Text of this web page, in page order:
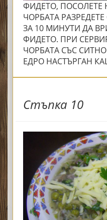
ФИДЕТО, ПОСОЛЕТЕ
ЧОРБАТА
ЗА 10 МИНУТИ ДА
ФИДЕТО. ПРИ
ЧОРБАТА СЪС
ЕДРО НАСТЪРГАН
Стъпка 10